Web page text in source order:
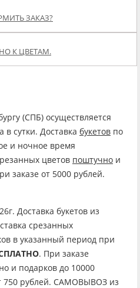
ЗАКАЗ?
К ЦВЕТАМ.
(СПБ) осуществляется
сутки. Доставка букетов по
и ночное время
цветов поштучно и
заказе от 5000 рублей.
Доставка букетов из
срезанных
в указанный период при
. При заказе
и подарков до 10000
750 рублей. САМОВЫВОЗ из